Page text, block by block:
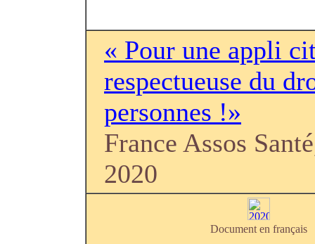
« Pour une appli
respectueuse du
personnes !»
France Assos
2020
Document en français